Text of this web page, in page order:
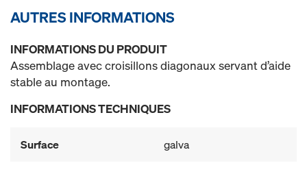
AUTRES INFORMATIONS
INFORMATIONS DU PRODUIT
Assemblage avec croisillons diagonaux servant d’aide
stable au montage.
INFORMATIONS TECHNIQUES
Surface galva